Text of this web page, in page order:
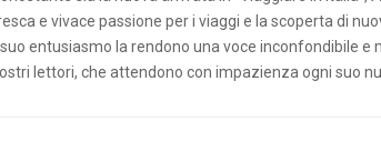
e vivace passione per i viaggi e la scoperta di
entusiasmo la rendono una voce inconfondibile e
lettori, che attendono con impazienza ogni suo